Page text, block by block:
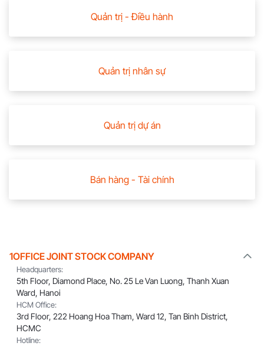
Quản trị - Điều hành
Quản trị nhân sự
Quản trị dự án
Bán hàng - Tài chính
1OFFICE JOINT STOCK COMPANY
Headquarters:
5th Floor, Diamond Place, No. 25 Le Van Luong, Thanh Xuan
Ward, Hanoi
HCM Office:
3rd Floor, 222 Hoang Hoa Tham, Ward 12, Tan Binh District,
HCMC
Hotline: